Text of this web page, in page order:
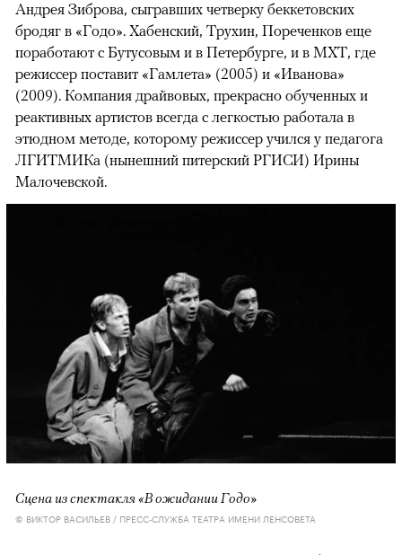
Андрея Зиброва, сыгравших четверку беккетовских
бродяг в «Годо». Хабенский, Трухин, Пореченков еще
поработают с Бутусовым и в Петербурге, и в МХТ, где
режиссер поставит «Гамлета» (2005) и «Иванова»
(2009). Компания драйвовых, прекрасно обученных и
реактивных артистов всегда с легкостью работала в
этюдном методе, которому режиссер учился у педагога
ЛГИТМИКа (нынешний питерский РГИСИ) Ирины
Малочевской.
Сцена из спектакля «В ожидании Годо»
© ВИКТОР ВАСИЛЬЕВ / ПРЕСС-СЛУЖБА ТЕАТРА ИМЕНИ ЛЕНСОВЕТА